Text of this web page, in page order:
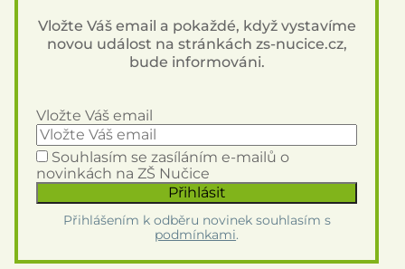
Vložte Váš email a pokaždé, když vystavíme
novou událost na stránkách zs-nucice.cz,
bude informováni.
Vložte Váš email
Souhlasím se zasíláním e-mailů o
novinkách na ZŠ Nučice
Přihlášením k odběru novinek souhlasím s
podmínkami.